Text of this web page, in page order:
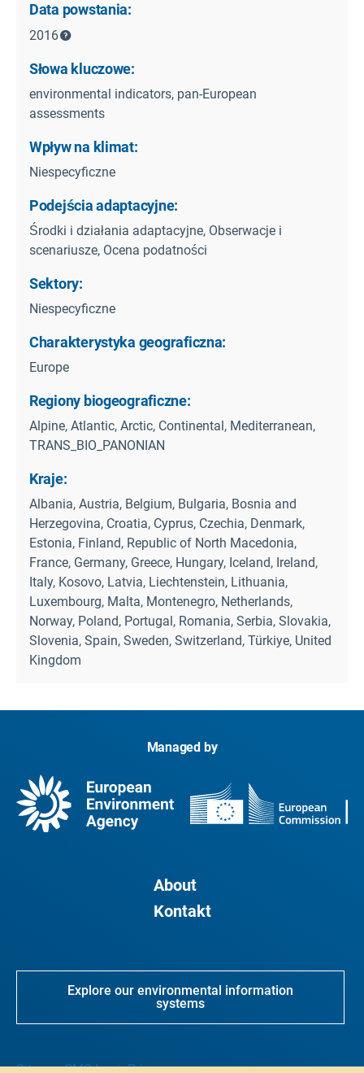
Data powstania:
2016
Słowa kluczowe:
environmental indicators, pan-European
assessments
Wpływ na klimat:
Niespecyficzne
Podejścia adaptacyjne:
Środki i działania adaptacyjne, Obserwacje i
scenariusze, Ocena podatności
Sektory:
Niespecyficzne
Charakterystyka geograficzna:
Europe
Regiony biogeograficzne:
Alpine, Atlantic, Arctic, Continental, Mediterranean,
TRANS_BIO_PANONIAN
Kraje:
Albania, Austria, Belgium, Bulgaria, Bosnia and
Herzegovina, Croatia, Cyprus, Czechia, Denmark,
Estonia, Finland, Republic of North Macedonia,
France, Germany, Greece, Hungary, Iceland, Ireland,
Italy, Kosovo, Latvia, Liechtenstein, Lithuania,
Luxembourg, Malta, Montenegro, Netherlands,
Norway, Poland, Portugal, Romania, Serbia, Slovakia,
Slovenia, Spain, Sweden, Switzerland, Türkiye, United
Kingdom
Managed by
About
Kontakt
Explore our environmental information
systems
SitemapCMS LoginPrivacy